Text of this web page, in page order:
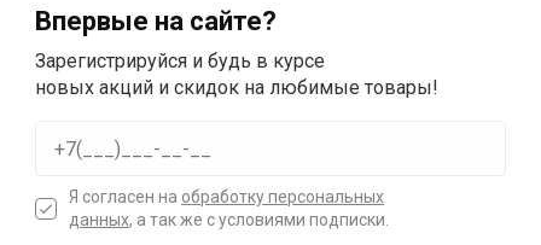
Впервые на сайте?
Зарегистрируйся и будь в курсе
новых акций и скидок на любимые товары!
Я согласен на обработку персональных
данных, а так же с условиями подписки.